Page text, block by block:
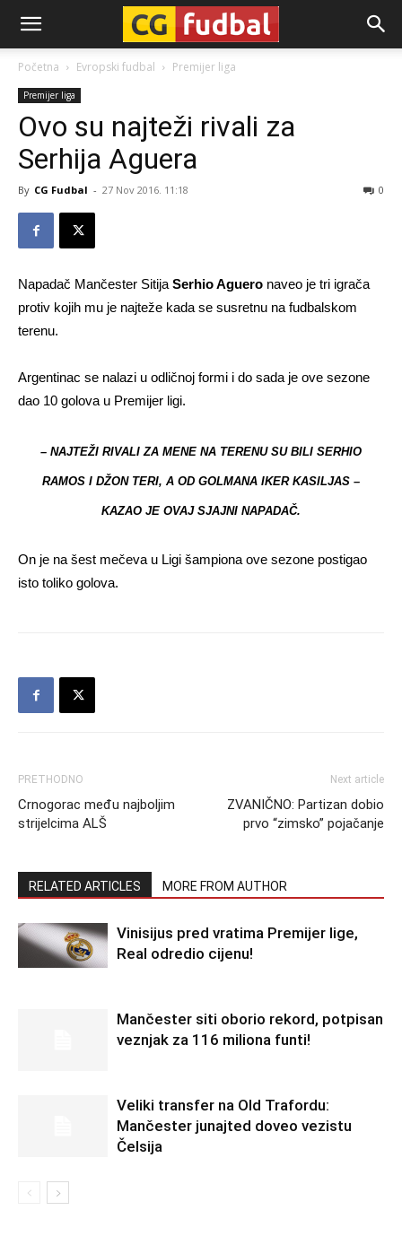
CG-
Fudbal
Početna Evropski fudbal Premijer liga
Premijer liga
Ovo su najteži rivali za
Serhija Aguera
By CG Fudbal - 27 Nov 2016. 11:18 0
Napadač Mančester Sitija Serhio Aguero naveo je tri igrača
protiv kojih mu je najteže kada se susretnu na fudbalskom
terenu.
Argentinac se nalazi u odličnoj formi i do sada je ove sezone
dao 10 golova u Premijer ligi.
– NAJTEŽI RIVALI ZA MENE NA TERENU SU BILI SERHIO
RAMOS I DŽON TERI, A OD GOLMANA IKER KASILJAS –
KAZAO JE OVAJ SJAJNI NAPADAČ.
On je na šest mečeva u Ligi šampiona ove sezone postigao
isto toliko golova.
PRETHODNO
Crnogorac među najboljim
strijelcima ALŠ
Next article
ZVANIČNO: Partizan dobio
prvo “zimsko” pojačanje
RELATED ARTICLES MORE FROM AUTHOR
Vinisijus pred vratima Premijer lige,
Real odredio cijenu!
Mančester siti oborio rekord, potpisan
veznjak za 116 miliona funti!
Veliki transfer na Old Trafordu:
Mančester junajted doveo vezistu
Čelsija